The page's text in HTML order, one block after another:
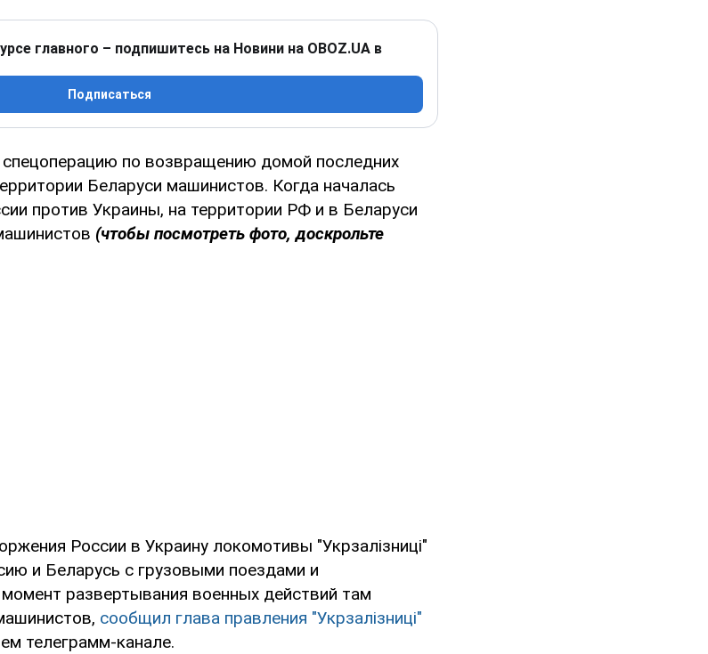
главного – подпишитесь на Новини на OBOZ.UA в
Подписаться
по возвращению домой последних
Беларуси машинистов. Когда началась
против Украины, на территории РФ и в Беларуси
(чтобы посмотреть фото, доскрольте
России в Украину локомотивы "Укрзалізниці"
и Беларусь с грузовыми поездами и
развертывания военных действий там
сообщил глава правления "Укрзалізниці"
телеграмм-канале.